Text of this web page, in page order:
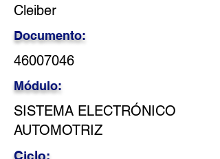
Cleiber
Documento:
46007046
Módulo:
SISTEMA ELECTRÓNICO
AUTOMOTRIZ
Ciclo: